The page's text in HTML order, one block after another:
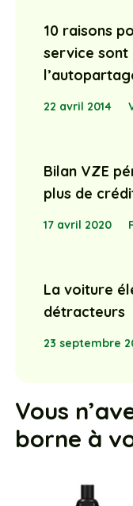
10 raisons
service sont
22 avril 2014
Bilan VZE
plus de
17 avril 2020
La voiture
détracteurs
23 septembre
Vous
borne à